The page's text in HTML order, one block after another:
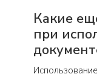
Какие
при